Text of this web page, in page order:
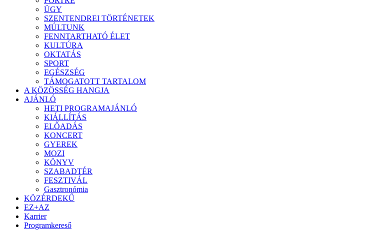
ÜGY
SZENTENDREI TÖRTÉNETEK
MÚLTUNK
FENNTARTHATÓ ÉLET
KULTÚRA
OKTATÁS
SPORT
EGÉSZSÉG
TÁMOGATOTT TARTALOM
A KÖZÖSSÉG HANGJA
AJÁNLÓ
HETI PROGRAMAJÁNLÓ
KIÁLLÍTÁS
ELŐADÁS
KONCERT
GYEREK
MOZI
KÖNYV
SZABADTÉR
FESZTIVÁL
Gasztronómia
KÖZÉRDEKŰ
EZ+AZ
Karrier
Programkereső